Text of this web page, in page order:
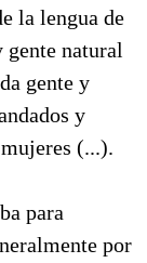
la lengua de
gente natural
gente y
y
(...).
para
por